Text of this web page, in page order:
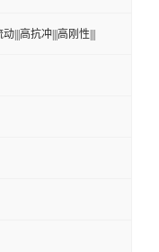
|||高抗冲|||高刚性|||